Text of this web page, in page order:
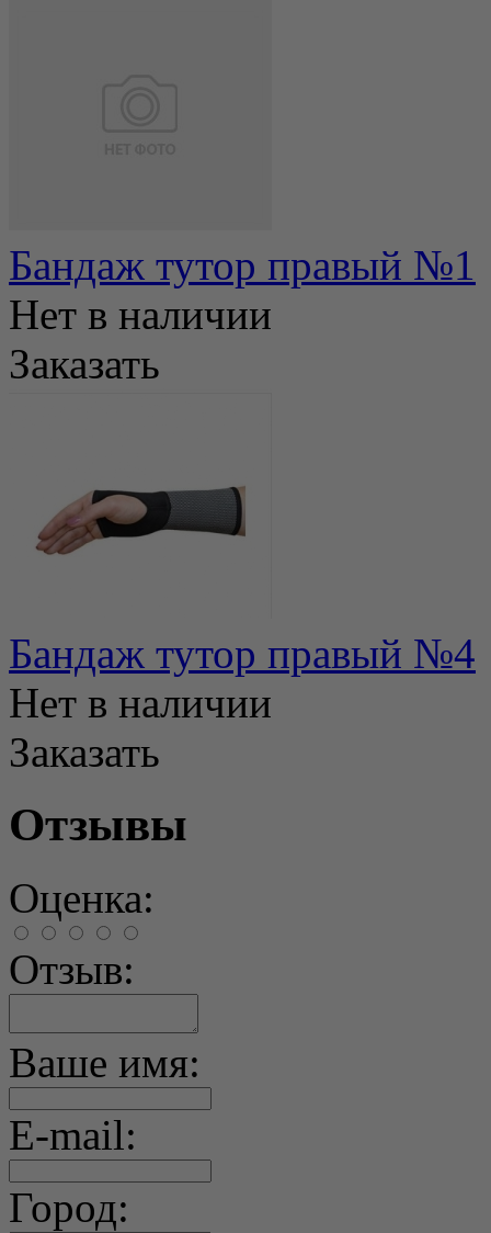
Бандаж тутор правый №1
Нет в наличии
Заказать
Бандаж тутор правый №4
Нет в наличии
Заказать
Отзывы
Оценка:
Отзыв:
Ваше имя:
E-mail:
Город: